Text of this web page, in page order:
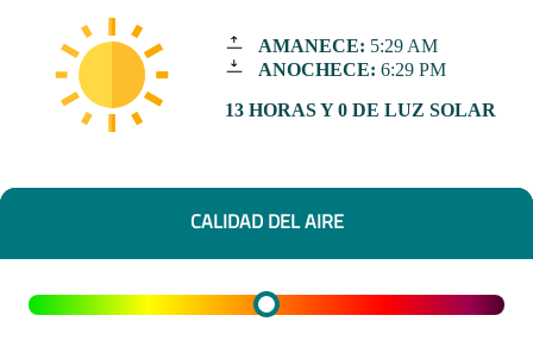
AMANECE: 5:29 AM
ANOCHECE: 6:29 PM
13 HORAS Y 0 DE LUZ SOLAR
CALIDAD DEL AIRE